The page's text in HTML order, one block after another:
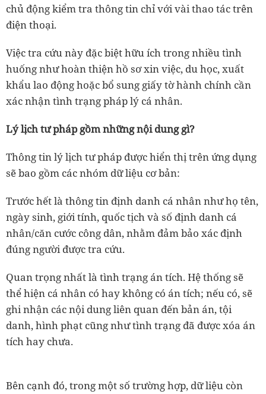
chủ động kiểm tra thông tin chỉ với vài thao tác trên
điện thoại.
Việc tra cứu này đặc biệt hữu ích trong nhiều tình
huống như hoàn thiện hồ sơ xin việc, du học, xuất
khẩu lao động hoặc bổ sung giấy tờ hành chính cần
xác nhận tình trạng pháp lý cá nhân.
Lý lịch tư pháp gồm những nội dung gì?
Thông tin lý lịch tư pháp được hiển thị trên ứng dụng
sẽ bao gồm các nhóm dữ liệu cơ bản:
Trước hết là thông tin định danh cá nhân như họ tên,
ngày sinh, giới tính, quốc tịch và số định danh cá
nhân/căn cước công dân, nhằm đảm bảo xác định
đúng người được tra cứu.
Quan trọng nhất là tình trạng án tích. Hệ thống sẽ
thể hiện cá nhân có hay không có án tích; nếu có, sẽ
ghi nhận các nội dung liên quan đến bản án, tội
danh, hình phạt cũng như tình trạng đã được xóa án
tích hay chưa.
Bên cạnh đó, trong một số trường hợp, dữ liệu còn